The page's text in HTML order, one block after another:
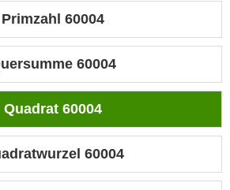
Primzahl 60004
60004
Quadrat 60004
60004